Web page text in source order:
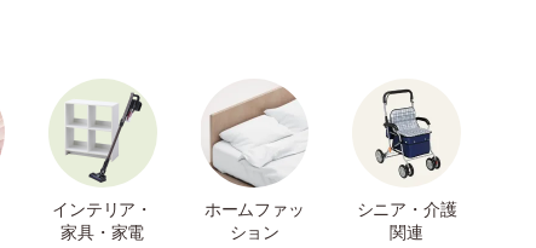
インテリア・
家具・家電
ホームファッ
ション
シニア・介護
関連